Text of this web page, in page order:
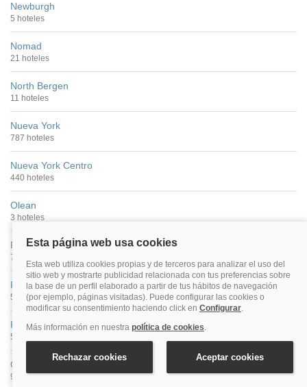
Newburgh
5 hoteles
Nomad
21 hoteles
North Bergen
11 hoteles
Nueva York
787 hoteles
Nueva York Centro
440 hoteles
Olean
3 hoteles
Plainview
7 hoteles
Plattsburgh
5 hoteles
Poughkeepsie
5 hoteles
Queens
97 hoteles